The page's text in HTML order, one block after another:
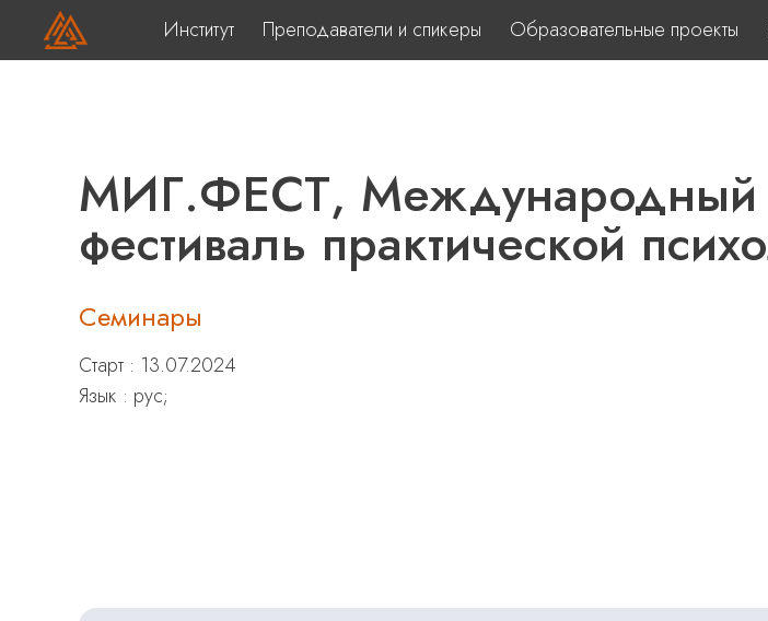
Институт Преподаватели и спикеры Образовательные проекты
МИГ.ФЕСТ, Международный
фестиваль практической
Семинары
Старт : 13.07.2024
Язык : рус;